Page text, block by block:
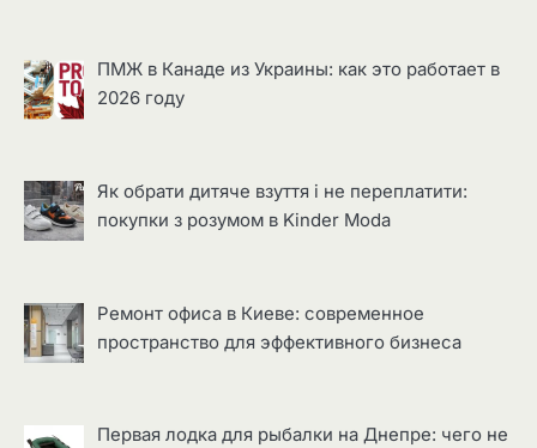
ПМЖ в Канаде из Украины: как это работает в
2026 году
Як обрати дитяче взуття і не переплатити:
покупки з розумом в Kinder Moda
Ремонт офиса в Киеве: современное
пространство для эффективного бизнеса
Первая лодка для рыбалки на Днепре: чего не